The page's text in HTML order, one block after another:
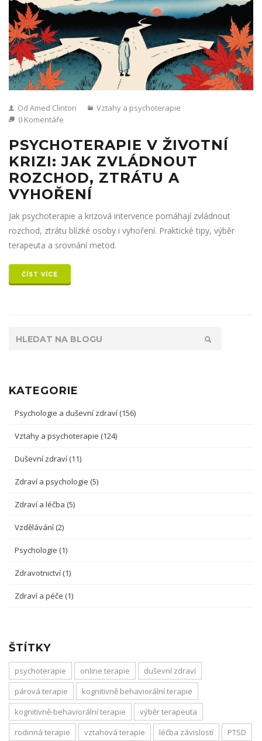
Od Amed Clinton
Vztahy a psychoterapie
0 Komentáře
PSYCHOTERAPIE V ŽIVOTNÍ
KRIZI: JAK ZVLÁDNOUT
ROZCHOD, ZTRÁTU A
VYHOŘENÍ
Jak psychoterapie a krizová intervence pomáhají zvládnout
rozchod, ztrátu blízké osoby i vyhoření. Praktické tipy, výběr
terapeuta a srovnání metod.
ČÍST VÍCE
KATEGORIE
Psychologie a duševní zdraví (156)
Vztahy a psychoterapie (124)
Duševní zdraví (11)
Zdraví a psychologie (5)
Zdraví a léčba (5)
Vzdělávání (2)
Psychologie (1)
Zdravotnictví (1)
Zdraví a péče (1)
ŠTÍTKY
psychoterapie online terapie
duševní zdraví
párová terapie
kognitivně behaviorální terapie
kognitivně-behaviorální terapie
výběr terapeuta
rodinná terapie
vztahová terapie léčba závislostí
PTSD